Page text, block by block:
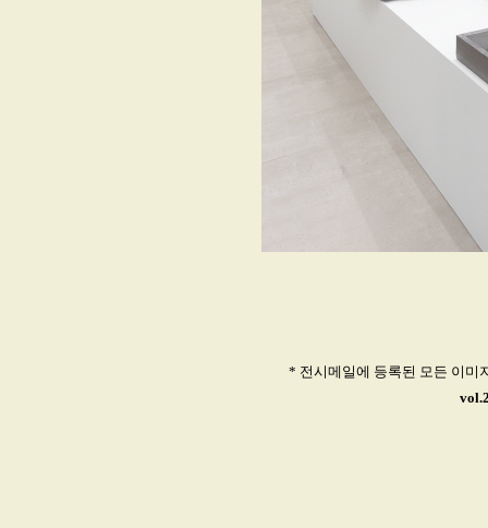
* 전시메일에 등록된 모든 이미